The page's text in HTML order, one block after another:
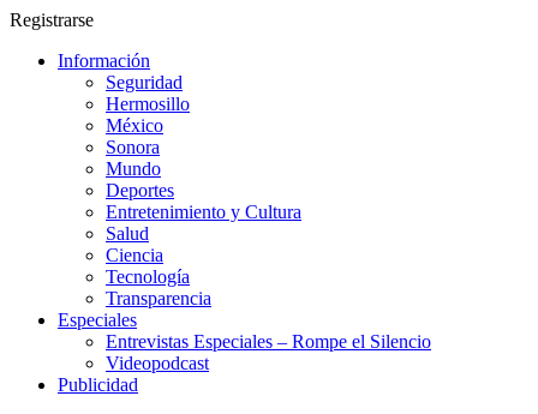
Registrarse
Información
Seguridad
Hermosillo
México
Sonora
Mundo
Deportes
Entretenimiento y Cultura
Salud
Ciencia
Tecnología
Transparencia
Especiales
Entrevistas Especiales – Rompe el Silencio
Videopodcast
Publicidad